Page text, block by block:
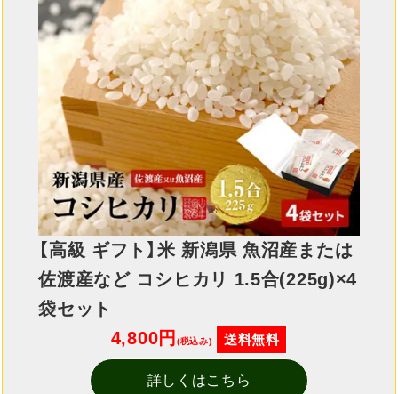
【高級 ギフト】米 新潟県 魚沼産または
佐渡産など コシヒカリ 1.5合(225g)×4
袋セット
4,800円 (税込み) 送料無料
詳しくはこちら